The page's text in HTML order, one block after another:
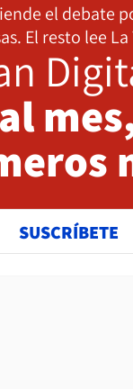
el debate
El resto lee
SUSCRÍBETE